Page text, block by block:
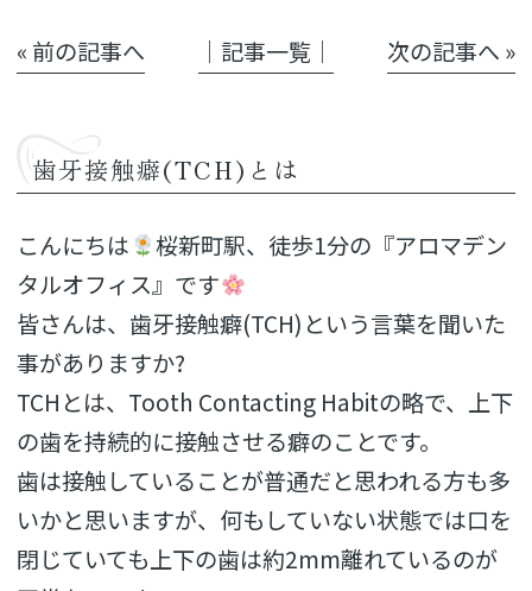
« 前の記事へ │記事一覧│ 次の記事へ »
歯牙接触癖(TCH)とは
こんにちは
桜新町駅、徒歩1分の『アロマデン
タルオフィス』です
皆さんは、歯牙接触癖(TCH)という言葉を聞いた
事がありますか?
TCHとは、Tooth Contacting Habitの略で、上下
の歯を持続的に接触させる癖のことです。
歯は接触していることが普通だと思われる方も多
いかと思いますが、何もしていない状態では口を
閉じていても上下の歯は約2mm離れているのが